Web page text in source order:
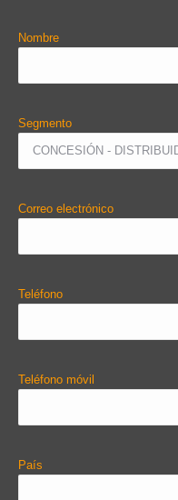
Nombre
Segmento
Correo electrónico
Teléfono
Teléfono móvil
País